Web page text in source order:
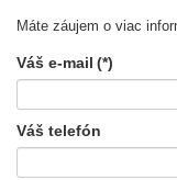
Máte záujem o viac
Váš e-mail (*)
Váš telefón